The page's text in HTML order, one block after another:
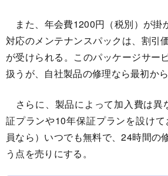
また、年会費1200円（税別）が掛
対応のメンテナンスパックは、割引
が受けられる。このパッケージサー
扱うが、自社製品の修理なら最初か
さらに、製品によって加入費は異
証プランや10年保証プランを設け
員なら）いつでも無料で、24時間の
う点を売りにする。